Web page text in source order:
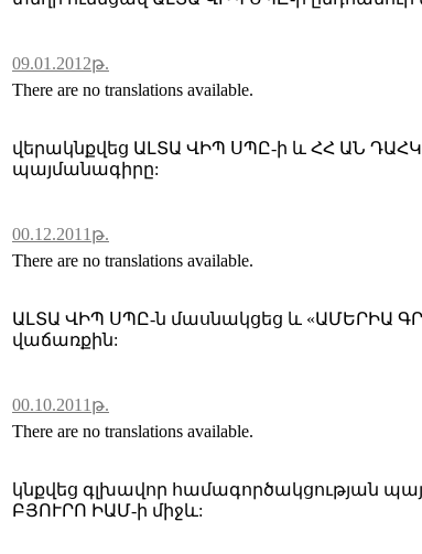
09.01.2012թ.
There are no translations available.
վերակնքվեց ԱԼՏԱ ՎԻՊ ՍՊԸ-ի և ՀՀ ԱՆ
պայմանագիրը:
00.12.2011թ.
There are no translations available.
ԱԼՏԱ ՎԻՊ ՍՊԸ-ն մասնակցեց և «ԱՄԵՐԻԱ
վաճառքին:
00.10.2011թ.
There are no translations available.
կնքվեց գլխավոր համագործակցության
ԲՅՈՒՐՈ ԻԱՄ-ի միջև: